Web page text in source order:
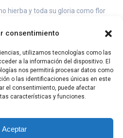
consentimiento
utilizamos tecnologías como las
a la información del dispositivo. El
nos permitirá procesar datos como
o las identificaciones únicas en este
el consentimiento, puede afectar
características y funciones.
Aceptar
hierba y toda su gloria como flor
para siempre. Esta es la
la Buena Noticia.
y Apostólicas